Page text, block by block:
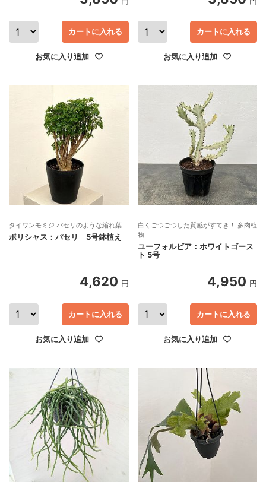
カートに入れる
お気に入り追加
カートに入れる
お気に入り追加
タイワンモミジ パセリのような縮れ葉
ポリシャス：パセリ 5号鉢植え
4,620 円
カートに入れる
お気に入り追加
白くごつごつした質感がすてき！ 多肉植
物
ユーフォルビア：ホワイトゴース
ト 5号
4,950 円
カートに入れる
お気に入り追加